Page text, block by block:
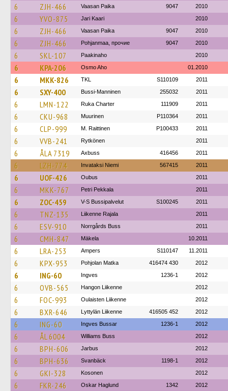
6 ZJH-466 Vaasan Paika 9047 2010
6 YVO-875 Jari Kaari 2010
6 ZJH-466 Vaasan Paika 9047 2010
6 ZJH-466 Pohjanmaa, прочие 9047 2010
6 SKL-107 Paakinaho 2010
6 KPA-206 Osmo Aho 01.2010
6 MKK-826 TKL S110109 2011
6 SXY-400 Bussi-Manninen 255032 2011
6 LMN-122 Ruka Charter 111909 2011
6 CKU-968 Muurinen P110364 2011
6 CLP-999 M. Raittinen P100433 2011
6 VVB-241 Rytkönen 2011
6 ÅLA 7319 Axbuss 416456 2011
6 LZH-774 Invataksi Niemi 567415 2011
6 UOF-426 Oubus 2011
6 MKK-767 Petri Pekkala 2011
6 ZOC-459 V-S Bussipalvelut S100245 2011
6 TNZ-135 Liikenne Rajala 2011
6 ESV-910 Norrgårds Buss 2011
6 CMH-847 Mäkela 10.2011
6 LRA-253 Ampers S110147 11.2011
6 KPX-953 Pohjolan Matka 416474 430 2012
6 ING-60 Ingves 1236-1 2012
6 OVB-565 Hangon Liikenne 2012
6 FOC-993 Oulaisten Liikenne 2012
6 BXR-646 Lyttylän Liikenne 416505 452 2012
6 ING-60 Ingves Bussar 1236-1 2012
6 ÅL 6004 Williams Buss 2012
6 BPH-606 Jarbus 2012
6 BPH-636 Svanbäck 1198-1 2012
6 GKI-328 Kosonen 2012
6 FKR-246 Oskar Haglund 1342 2012